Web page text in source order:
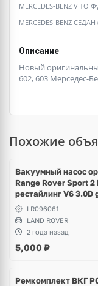
MERCEDES-BENZ VITO
MERCEDES-BENZ СЕДАН
Описание
Новый
602, 603 Мерседес-
Похожие
Вакуумный насос
Range Rover Sport 2
рестайлинг V6 3.0D
LR096061
LAND ROVER
2 года назад
5,000 ₽
Ремкомплект ВКГ